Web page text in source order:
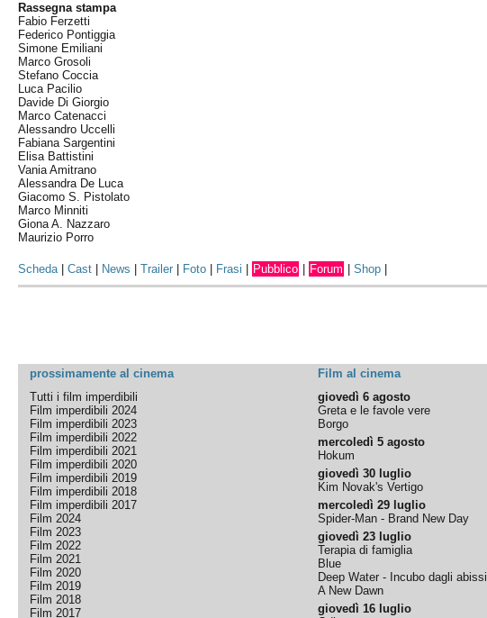
Rassegna stampa
Fabio Ferzetti
Federico Pontiggia
Simone Emiliani
Marco Grosoli
Stefano Coccia
Luca Pacilio
Davide Di Giorgio
Marco Catenacci
Alessandro Uccelli
Fabiana Sargentini
Elisa Battistini
Vania Amitrano
Alessandra De Luca
Giacomo S. Pistolato
Marco Minniti
Giona A. Nazzaro
Maurizio Porro
Scheda|Cast News |Trailer Foto Frasi Pubblico Forum |Shop
prossimamente al cinema Film al cinema
Tutti i film imperdibili
Film imperdibili 2024
Film imperdibili 2023
Film imperdibili 2022
Film imperdibili 2021
Film imperdibili 2020
Film imperdibili 2019
Film imperdibili 2018
Film imperdibili 2017
Film 2024
Film 2023
Film 2022
Film 2021
Film 2020
Film 2019
Film 2018
Film 2017
giovedì 6 agosto
Greta e le favole vere
Borgo
mercoledì 5 agosto
Hokum
giovedì 30 luglio
Kim Novak's Vertigo
mercoledì 29 luglio
Spider-Man - Brand New Day
giovedì 23 luglio
Terapia di famiglia
Blue
Deep Water - Incubo dagli abissi
A New Dawn
giovedì 16 luglio